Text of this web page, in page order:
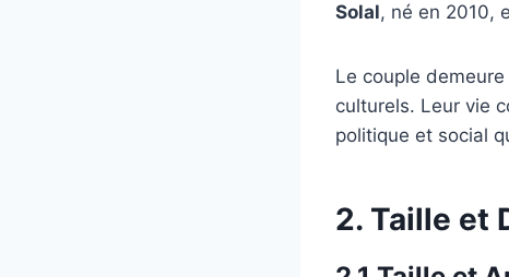
Solal, né en 2010,
Le couple
culturels. Leur vie
politique et social
2. Taille et